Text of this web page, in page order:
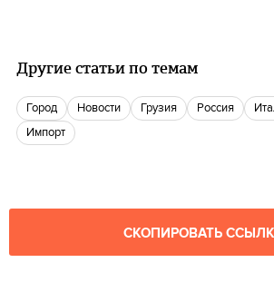
Другие статьи по темам
город новости Грузия Россия
Импорт
СКОПИРОВАТЬ